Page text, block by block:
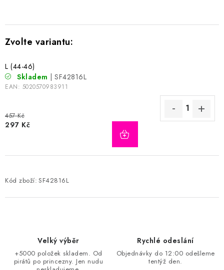
L (44-46)
Skladem | SF42816L
EAN: 5020570983911
457 Kč
297 Kč
Kód zboží: SF42816L
Velký výběr
+5000 položek skladem. Od
pirátů po princezny. Jen nudu
Rychlé odeslání
Objednávky do 12:00 odešleme
tentýž den.